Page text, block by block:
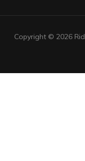
Copyright © 2026